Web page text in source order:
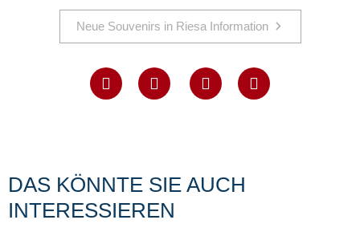
Neue Souvenirs in Riesa Information
DAS KÖNNTE SIE AUCH
INTERESSIEREN